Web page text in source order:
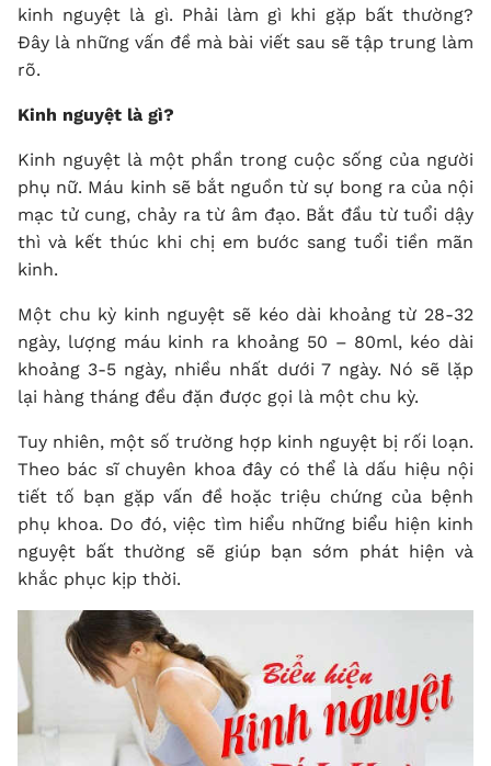
kinh nguyệt là gì. Phải làm gì khi gặp bất thường?
Đây là những vấn đề mà bài viết sau sẽ tập trung làm
rõ.
Kinh nguyệt là gì?
Kinh nguyệt là một phần trong cuộc sống của người
phụ nữ. Máu kinh sẽ bắt nguồn từ sự bong ra của nội
mạc tử cung, chảy ra từ âm đạo. Bắt đầu từ tuổi dậy
thì và kết thúc khi chị em bước sang tuổi tiền mãn
kinh.
Một chu kỳ kinh nguyệt sẽ kéo dài khoảng từ 28-32
ngày, lượng máu kinh ra khoảng 50 – 80ml, kéo dài
khoảng 3-5 ngày, nhiều nhất dưới 7 ngày. Nó sẽ lặp
lại hàng tháng đều đặn được gọi là một chu kỳ.
Tuy nhiên, một số trường hợp kinh nguyệt bị rối loạn.
Theo bác sĩ chuyên khoa đây có thể là dấu hiệu nội
tiết tố bạn gặp vấn đề hoặc triệu chứng của bệnh
phụ khoa. Do đó, việc tìm hiểu những biểu hiện kinh
nguyệt bất thường sẽ giúp bạn sớm phát hiện và
khắc phục kịp thời.